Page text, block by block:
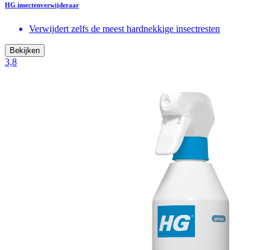
HG insectenverwijderaar
Verwijdert zelfs de meest hardnekkige insectresten
Bekijken
3,8